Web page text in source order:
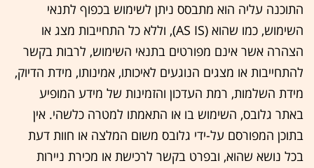
התוכנה עליה הוא מתבסס ניתן לשימוש בכפוף לתנאי
השימוש, כמו שהוא (AS IS), וללא כל התחייבות מצג או
הצהרה אשר אינם מפורטים בתנאי השימוש, לרבות בקשר
להתחייבות או מצגים הנוגעים לאיכותו, אמינותו, מידת הדיוק,
מידת השלמות, רמת העדכון והזמינות של מידע המופיע
באתר גלובס, השימוש בו או התאמתו למטרה כלשהי. אין
בתוכן המפורסם על-ידי גלובס משום המלצה או חוות דעת
בכל נושא שהוא, ובפרט בקשר לרכישת או מכירת ניירות